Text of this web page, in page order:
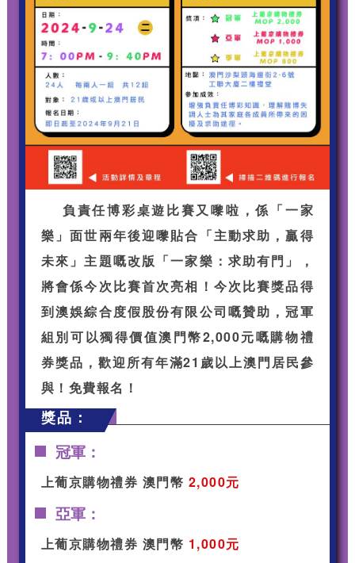
負責任博彩桌遊比賽又嚟啦，係「一家
樂」面世兩年後迎嚟貼合「主動求助，贏得
未來」主題嘅改版「一家樂：求助有門」，
將會係今次比賽首次亮相！今次比賽獎品得
到澳娛綜合度假股份有限公司嘅贊助，冠軍
組別可以獨得價值澳門幣2,000元嘅購物禮
券獎品，歡迎所有年滿21歲以上澳門居民參
與！免費報名！
獎品：
冠軍：
上葡京購物禮券 澳門幣 2,000元
亞軍：
上葡京購物禮券 澳門幣 1,000元